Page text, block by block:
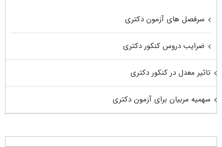
سرفصل های آزمون دکتری
ضرایب دروس کنکور دکتری
تاثیر معدل در کنکور دکتری
سهمیه مربیان برای آزمون دکتری